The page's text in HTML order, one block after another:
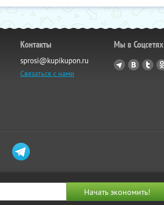
Контакты
sprosi@kupikupon.ru
Связаться с нами
Мы в Соцсетях